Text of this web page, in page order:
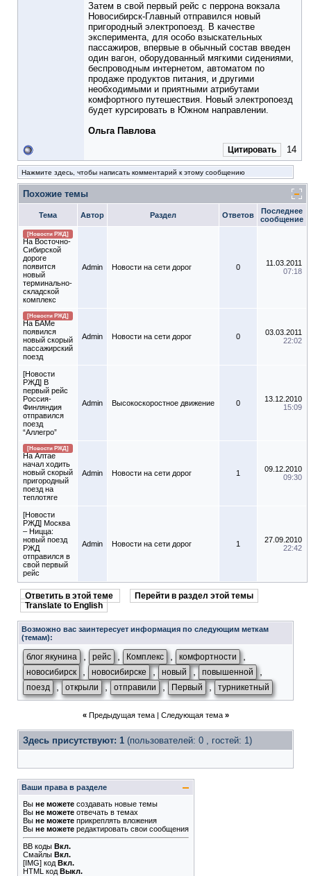
Затем в свой первый рейс с перрона вокзала
Новосибирск-Главный отправился новый
пригородный электропоезд. В качестве
эксперимента, для особо взыскательных
пассажиров, впервые в обычный состав введен
один вагон, оборудованный мягкими сидениями,
беспроводным интернетом, автоматом по
продаже продуктов питания, и другими
необходимыми и приятными атрибутами
комфортного путешествия. Новый электропоезд
будет курсировать в Южном направлении.
Ольга Павлова
Цитировать 14
Нажмите здесь, чтобы написать комментарий к этому сообщению
Похожие темы
Тема Автор Раздел Ответов
Последнее
сообщение
[Новости РЖД]
На Восточно-
Сибирской
дороге
появится
новый
терминально-
складской
комплекс
Admin Новости на сети дорог 0
11.03.2011
07:18
[Новости РЖД]
На БАМе
появился
новый скорый
пассажирский
поезд
Admin Новости на сети дорог 0
03.03.2011
22:02
[Новости
РЖД] В
первый рейс
Россия-
Финляндия
отправился
поезд
“Аллегро”
Admin Высокоскоростное движение 0
13.12.2010
15:09
[Новости РЖД]
На Алтае
начал ходить
новый скорый
пригородный
поезд на
теплотяге
Admin Новости на сети дорог 1
09.12.2010
09:30
[Новости
РЖД] Москва
– Ницца:
новый поезд
РЖД
отправился в
свой первый
рейс
Admin Новости на сети дорог 1
27.09.2010
22:42
Ответить в этой теме
Перейти в раздел этой темы
Translate to English
Возможно вас заинтересует информация по следующим меткам
(темам):
блог якунина рейс Комплекс комфортности
новосибирск новосибирске , новый , повышенной
поезд , открыли , отправили , Первый , турникетный
« Предыдущая тема| Следующая тема »
Здесь присутствуют: 1 (пользователей: 0 , гостей: 1)
Ваши права в разделе
Вы не можете создавать новые темы
Вы не можете отвечать в темах
Вы не можете прикреплять вложения
Вы не можете редактировать свои сообщения
BB коды Вкл.
Смайлы Вкл.
[IMG] код Вкл.
HTML код Выкл.